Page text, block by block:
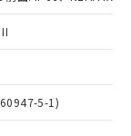
5-1)
ご確認
当社の
たは開
成サー
、予定
が基
有害物
影響を
に一切
売する
容を当
社は、
者が違
は、取
、ま
制御
ご確
況の